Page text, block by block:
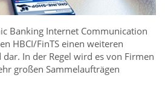
Banking Internet Communication
HBCI/FinTS einen weiteren
In der Regel wird es von Firmen
großen Sammelaufträgen